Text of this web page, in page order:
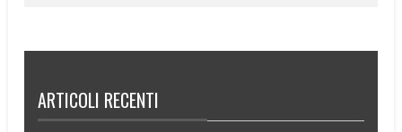
ARTICOLI RECENTI